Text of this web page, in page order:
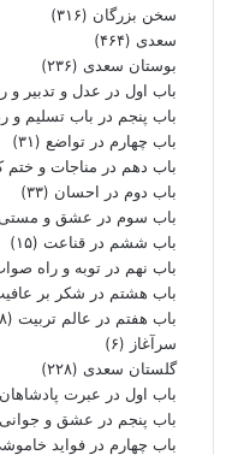
سخن بزرگان (۳۱۶)
سعدی (۴۶۴)
بوستان سعدی (۲۳۶)
باب اول در عدل و تدبیر و
باب پنجم در باب تسلیم و
باب چهارم در تواضع (۳۱)
باب دهم در مناجات و ختم
باب دوم در احسان (۳۳)
باب سوم در عشق و
باب ششم در قناعت (۱۵)
باب نهم در توبه و راه
باب هشتم در شکر بر
باب هفتم در عالم تربیت (۲۸)
سرآغاز (۶)
گلستان سعدی (۲۲۸)
باب اول در عبرت پادشاهان
باب پنجم در عشق و جوانى
باب چهارم در فواید